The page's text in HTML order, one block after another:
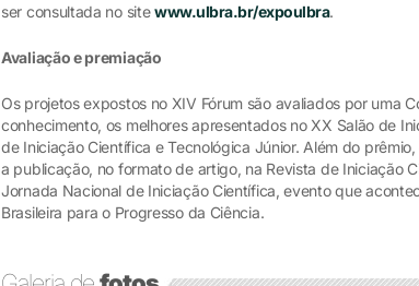
ser consultada no sitewww.ulbra.br/expoulbra.
Avaliação e premiação
Os projetos expostos no XIV Fórum são avaliados por uma
conhecimento, os melhores apresentados no XX Salão de
de Iniciação Científica e Tecnológica Júnior. Além do
a publicação, no formato de artigo, na Revista de Iniciação
Jornada Nacional de Iniciação Científica, evento que
Brasileira para o Progresso da Ciência.